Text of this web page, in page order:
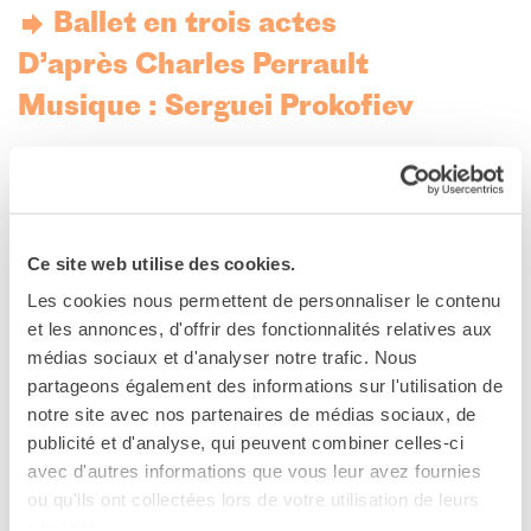
Ce site web utilise des cookies.
Les cookies nous permettent de personnaliser le contenu
et les annonces, d'offrir des fonctionnalités relatives aux
médias sociaux et d'analyser notre trafic. Nous
partageons également des informations sur l'utilisation de
notre site avec nos partenaires de médias sociaux, de
publicité et d'analyse, qui peuvent combiner celles-ci
avec d'autres informations que vous leur avez fournies
ou qu'ils ont collectées lors de votre utilisation de leurs
Coopération universitaire
France
Étudier en France
Contatti
L'Institut français Italia
Où sommes nous ?
Notre équipe
Notre charte qualité
La Carte Institut français
Milano
Offres d'emplois/stages
Autres institutions
Ballet en trois actes
D’après Charles Perrault
Musique : Serguei Prokofiev
Adaptation, chorégraphie et
mise en scène : Rudolf Noureev
La coreografia di Rudolf Nureyev che reinventò la storia
di Cenerentola.
Pleaseaccept marketing-cookiesto watch this video.